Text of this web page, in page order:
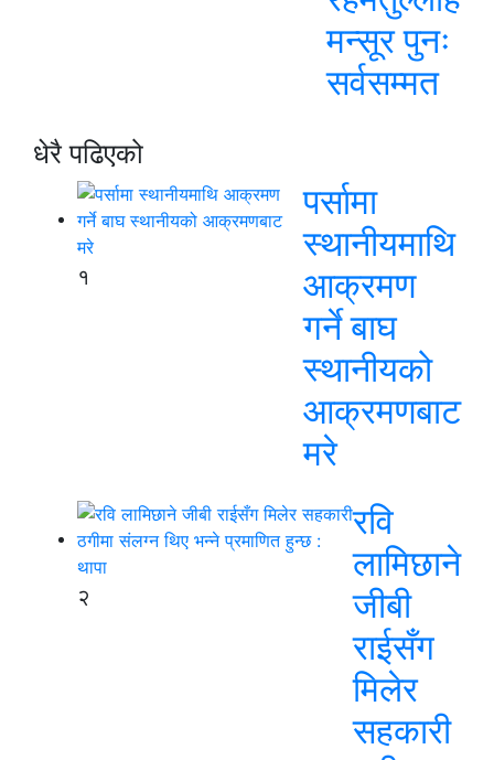
मन्सूर पुनः
सर्वसम्मत
धेरै पढिएको
१
पर्सामा
स्थानीयमाथि
आक्रमण
गर्ने बाघ
स्थानीयको
आक्रमणबाट
मरे
२
रवि
लामिछाने
जीबी
राईसँग
मिलेर
सहकारी